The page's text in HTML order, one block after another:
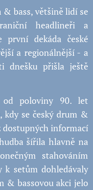
& bass, většině lidí se
headlineři a
první dekáda české
a regionálnější - a
dnešku přišla ještě
od poloviny 90. let
kdy se český drum &
dostupných informací
šířila hlavně na
stahováním
k setům dohledávaly
& bassovou akci jelo